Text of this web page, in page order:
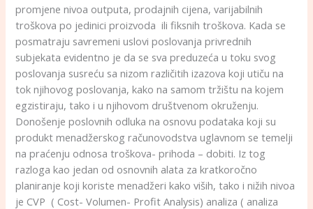
promjene nivoa outputa, prodajnih cijena, varijabilnih
troškova po jedinici proizvoda ili fiksnih troškova. Kada se
posmatraju savremeni uslovi poslovanja privrednih
subjekata evidentno je da se sva preduzeća u toku svog
poslovanja susreću sa nizom različitih izazova koji utiču na
tok njihovog poslovanja, kako na samom tržištu na kojem
egzistiraju, tako i u njihovom društvenom okruženju.
Donošenje poslovnih odluka na osnovu podataka koji su
produkt menadžerskog računovodstva uglavnom se temelji
na praćenju odnosa troškova- prihoda – dobiti. Iz tog
razloga kao jedan od osnovnih alata za kratkoročno
planiranje koji koriste menadžeri kako viših, tako i nižih nivoa
je CVP ( Cost- Volumen- Profit Analysis) analiza ( analiza